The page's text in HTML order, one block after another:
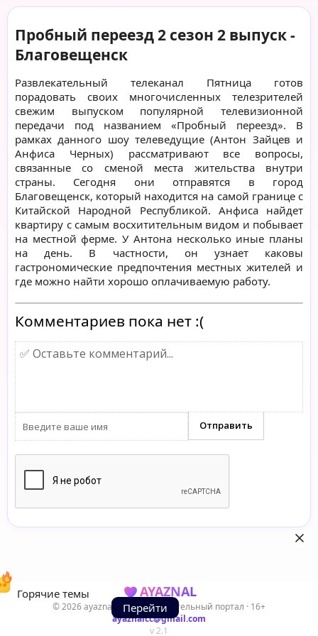
Пробный переезд 2 сезон 2 выпуск -
Благовещенск
Развлекательный телеканал Пятница готов
порадовать своих многочисленных телезрителей
свежим выпуском популярной телевизионной
передачи под названием «Пробный переезд». В
рамках данного шоу телеведущие (Антон Зайцев и
Анфиса Черных) рассматривают все вопросы,
связанные со сменой места жительства внутри
страны. Сегодня они отправятся в город
Благовещенск, который находится на самой границе с
Китайской Народной Республикой. Анфиса найдет
квартиру с самым восхитительным видом и побывает
на местной ферме. У Антона несколько иные планы
на день. В частности, он узнает каковы
гастрономические предпочтения местных жителей и
где можно найти хорошо оплачиваемую работу.
Комментариев пока нет :(
Горячие темы
Перейти
AYAZNAL
© 2026 ayaznal.cc — Развлекательный портал · 16+
ayaznalcc@gmail.com
v 2.1